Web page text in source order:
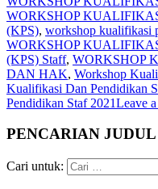
WORKSHOP
(KPS), workshop kualifikasi
WORKSHOP
(KPS) Staff, WORKSHOP
DAN HAK, Workshop
Kualifikasi Dan Pendidikan
Pendidikan Staf 2021Leave
PENCARIAN
Cari untuk: